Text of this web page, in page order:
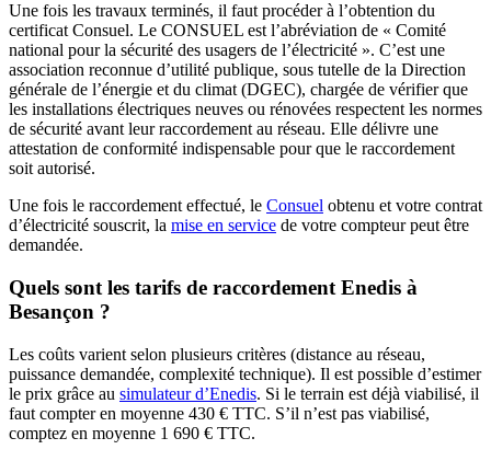
Une fois les travaux terminés, il faut procéder à l’obtention du
certificat Consuel. Le CONSUEL est l’abréviation de « Comité
national pour la sécurité des usagers de l’électricité ». C’est une
association reconnue d’utilité publique, sous tutelle de la Direction
générale de l’énergie et du climat (DGEC), chargée de vérifier que
les installations électriques neuves ou rénovées respectent les normes
de sécurité avant leur raccordement au réseau. Elle délivre une
attestation de conformité indispensable pour que le raccordement
soit autorisé.
Une fois le raccordement effectué, le Consuel obtenu et votre contrat
d’électricité souscrit, la mise en service de votre compteur peut être
demandée.
Quels sont les tarifs de raccordement Enedis à
Besançon ?
Les coûts varient selon plusieurs critères (distance au réseau,
puissance demandée, complexité technique). Il est possible d’estimer
le prix grâce au simulateur d’Enedis. Si le terrain est déjà viabilisé, il
faut compter en moyenne 430 € TTC. S’il n’est pas viabilisé,
comptez en moyenne 1 690 € TTC.